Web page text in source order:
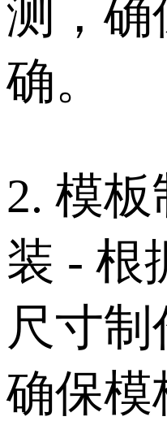
测，确
确。
2. 模
装 - 根
尺寸制
确保模